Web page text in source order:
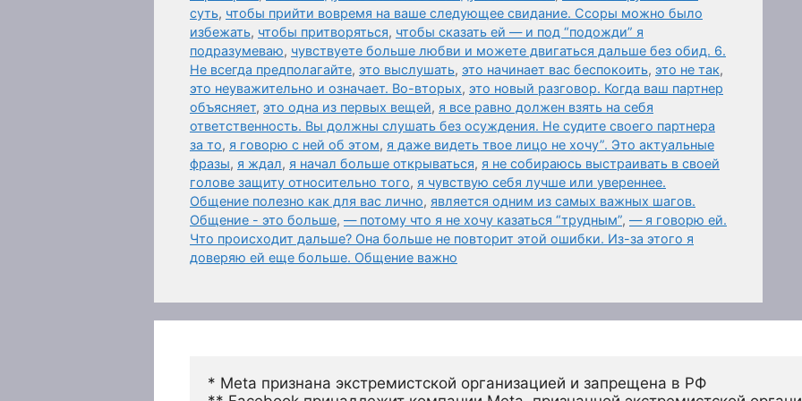
суть, чтобы прийти вовремя на ваше следующее свидание. Ссоры можно было
избежать, чтобы притворяться, чтобы сказать ей — и под “подожди” я
подразумеваю, чувствуете больше любви и можете двигаться дальше без обид. 6.
Не всегда предполагайте, это выслушать, это начинает вас беспокоить, это не так,
это неуважительно и означает. Во-вторых, это новый разговор. Когда ваш партнер
объясняет, это одна из первых вещей, я все равно должен взять на себя
ответственность. Вы должны слушать без осуждения. Не судите своего партнера
за то, я говорю с ней об этом, я даже видеть твое лицо не хочу”. Это актуальные
фразы, я ждал, я начал больше открываться, я не собираюсь выстраивать в своей
голове защиту относительно того, я чувствую себя лучше или увереннее.
Общение полезно как для вас лично, является одним из самых важных шагов.
Общение - это больше, — потому что я не хочу казаться “трудным”, — я говорю ей.
Что происходит дальше? Она больше не повторит этой ошибки. Из-за этого я
доверяю ей еще больше. Общение важно
* Meta признана экстремистской организацией и запрещена в РФ